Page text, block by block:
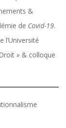
&
de Covid-19.
l’Université
» & colloque